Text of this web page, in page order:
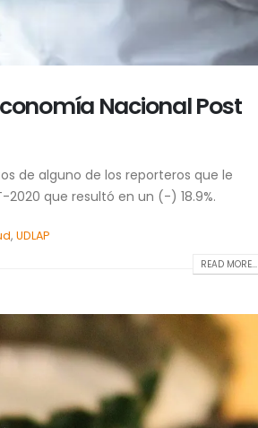
Nacional Post
de alguno de los reporteros que le
que resultó en un (-) 18.9%.
,UDLAP
READ MORE...